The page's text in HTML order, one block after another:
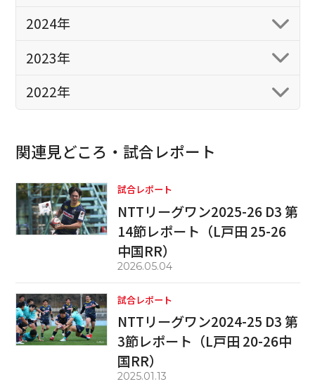
2024年
2023年
2022年
関連見どころ・試合レポート
試合レポート
NTTリーグワン2025-26 D3 第
14節レポート（L戸田 25-26
中国RR）
2026.05.04
試合レポート
NTTリーグワン2024-25 D3 第
3節レポート（L戸田 20-26中
国RR）
2025.01.13